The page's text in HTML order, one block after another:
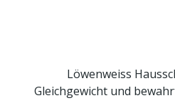
Löwenweiss
Gleichgewicht und